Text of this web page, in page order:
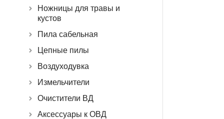
Ножницы для травы и
кустов
Пила сабельная
Цепные пилы
Воздуходувка
Измельчители
Очистители ВД
Аксессуары к ОВД